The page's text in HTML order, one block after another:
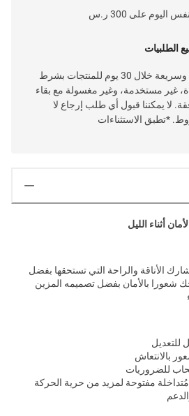
على 300 ر.س
الطلبيات
خدمة إرجاع سهلة وسريعة خلال 30 يوم للمنتجات بشرط
غير مستخدمة، وغير مغسولة مع بقاء
لا يمكننا قبول أي طلب إرجاع لا
*تطبق الاستثناءات
أثناء الليل
الأناقة والراحة التي تستحقها بفضل
شعورا بالأمان بفضل تصميمه المزين
للتعديل
بالانتعاش
للضروريات
مفتوحة لمزيد من حرية الحركة